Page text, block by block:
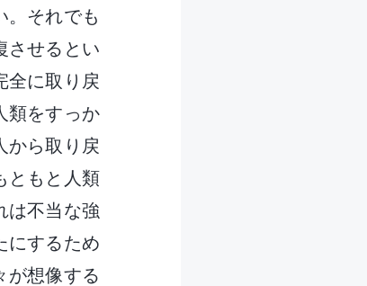
。それでも
させるとい
全に取り戻
類をすっか
から取り戻
ともと人類
は不当な強
にするため
が想像する